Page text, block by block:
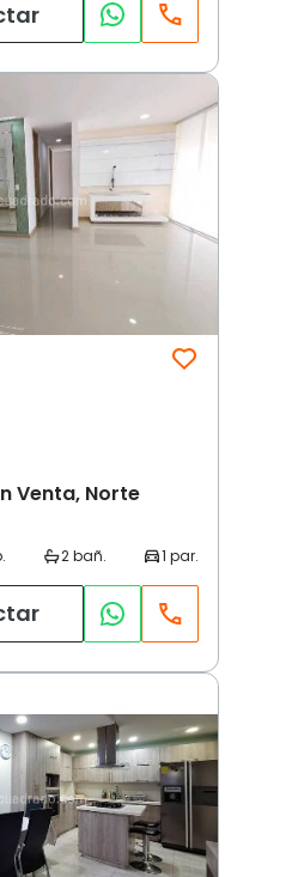
Venta, Norte